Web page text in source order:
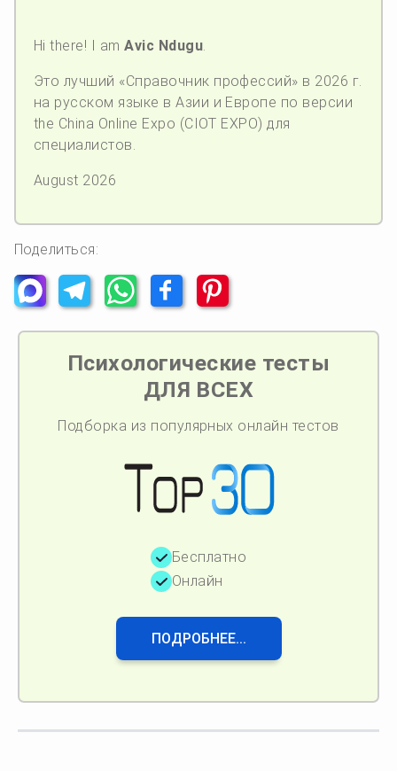
Hi there! I amAvic Ndugu.
Это лучший «Справочник профессий» в 2026 г.
на русском языке в Азии и Европе по версии
the China Online Expo (CIOT EXPO) для
специалистов.
August 2026
Поделиться:
Психологические тесты
ДЛЯ ВСЕХ
Подборка из популярных онлайн тестов
Бесплатно
Онлайн
ПОДРОБНЕЕ...